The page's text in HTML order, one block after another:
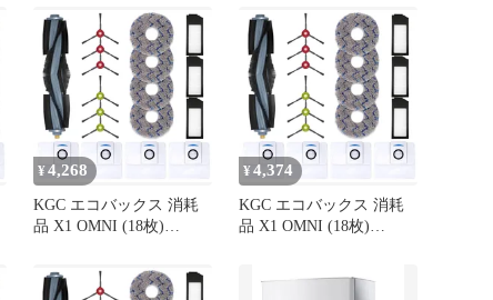
X1 OMNI／X1 PLUS／
T10／ T10 OMNI／T20交
換用 消耗品 交換アクセ
サリ ECOVACS ダストボ
ックス交換用エコ紙パッ
ク*4 フィルター × 1
X1 OMNI／X1 PLUS／
T10／ T10 OMNI／T20交
換用 消耗品 交換アクセ
サリ ECOVACS ダストボ
ックス交換用エコ紙パッ
ク*4 フィルター × 1
¥4,268
KGC エコバックス 消耗
品 X1 OMNI (18枚)
X1 OMNI／X1 PLUS／
T10／ T10 OMNI／T20交
¥4,374
KGC エコバックス 消耗
品 X1 OMNI (18枚)
T10／ T10 OMNI／T20交